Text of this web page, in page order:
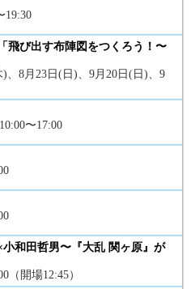
19:30
飛び出す布陣図をつくろう！〜
、8月23日(日)、9月20日(日)、9
〜17:00
和田哲男〜『大乱 関ヶ原』が
（開場12:45）